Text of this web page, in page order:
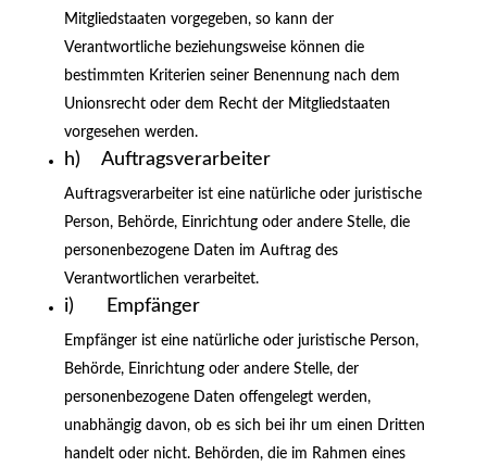
Mitgliedstaaten vorgegeben, so kann der
Verantwortliche beziehungsweise können die
bestimmten Kriterien seiner Benennung nach dem
Unionsrecht oder dem Recht der Mitgliedstaaten
vorgesehen werden.
h) Auftragsverarbeiter
Auftragsverarbeiter ist eine natürliche oder juristische
Person, Behörde, Einrichtung oder andere Stelle, die
personenbezogene Daten im Auftrag des
Verantwortlichen verarbeitet.
i) Empfänger
Empfänger ist eine natürliche oder juristische Person,
Behörde, Einrichtung oder andere Stelle, der
personenbezogene Daten offengelegt werden,
unabhängig davon, ob es sich bei ihr um einen Dritten
handelt oder nicht. Behörden, die im Rahmen eines